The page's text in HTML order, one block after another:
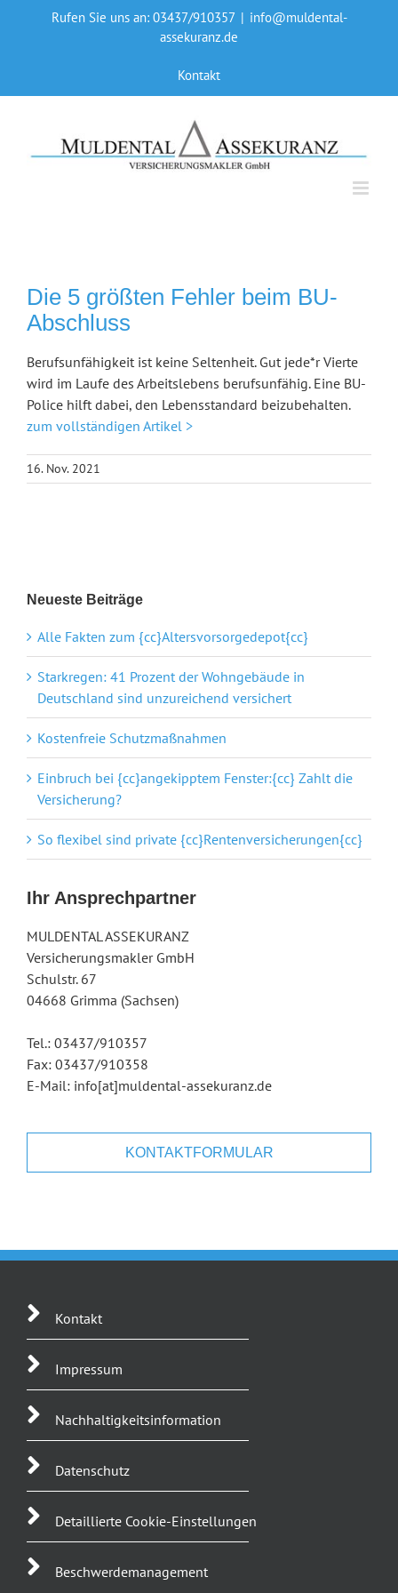
Rufen Sie uns an: 03437/910357 | info@muldental-
assekuranz.de
Kontakt
Die 5 größten Fehler beim BU-
Abschluss
Berufsunfähigkeit ist keine Seltenheit. Gut jede*r Vierte
wird im Laufe des Arbeitslebens berufsunfähig. Eine BU-
Police hilft dabei, den Lebensstandard beizubehalten.
zum vollständigen Artikel >
16. Nov. 2021
Neueste Beiträge
Alle Fakten zum {cc}Altersvorsorgedepot{cc}
Starkregen: 41 Prozent der Wohngebäude in
Deutschland sind unzureichend versichert
Kostenfreie Schutzmaßnahmen
Einbruch bei {cc}angekipptem Fenster:{cc} Zahlt die
Versicherung?
So flexibel sind private {cc}Rentenversicherungen{cc}
Ihr Ansprechpartner
MULDENTAL ASSEKURANZ
Versicherungsmakler GmbH
Schulstr. 67
04668 Grimma (Sachsen)
Tel.: 03437/910357
Fax: 03437/910358
E-Mail: info[at]muldental-assekuranz.de
KONTAKTFORMULAR
Kontakt
Impressum
Nachhaltigkeitsinformation
Datenschutz
Detaillierte Cookie-Einstellungen
Beschwerdemanagement